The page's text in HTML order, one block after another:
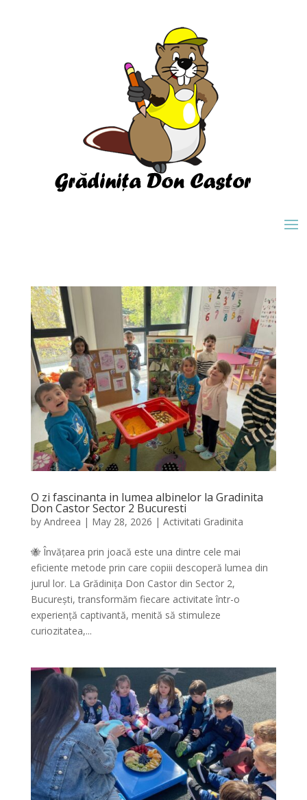
O zi fascinanta in lumea albinelor la Gradinita
Don Castor Sector 2 Bucuresti
by Andreea | May 28, 2026 | Activitati Gradinita
🐝 Învățarea prin joacă este una dintre cele mai
eficiente metode prin care copiii descoperă lumea din
jurul lor. La Grădinița Don Castor din Sector 2,
București, transformăm fiecare activitate într-o
experiență captivantă, menită să stimuleze
curiozitatea,...